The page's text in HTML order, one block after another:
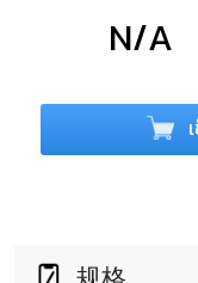
N/A